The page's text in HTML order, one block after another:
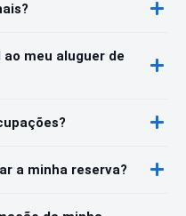
meu aluguer de
a minha reserva?